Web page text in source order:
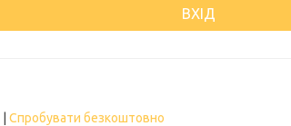
Спробувати безкоштовно